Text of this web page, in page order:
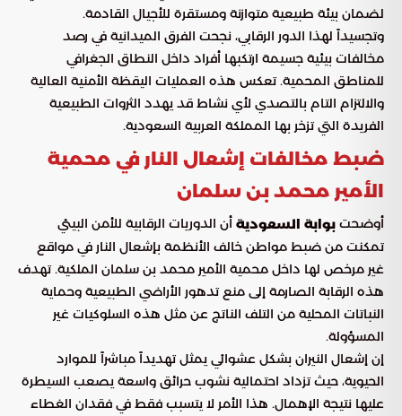
لضمان بيئة طبيعية متوازنة ومستقرة للأجيال القادمة.
وتجسيداً لهذا الدور الرقابي، نجحت الفرق الميدانية في رصد
مخالفات بيئية جسيمة ارتكبها أفراد داخل النطاق الجغرافي
للمناطق المحمية. تعكس هذه العمليات اليقظة الأمنية العالية
والالتزام التام بالتصدي لأي نشاط قد يهدد الثروات الطبيعية
الفريدة التي تزخر بها المملكة العربية السعودية.
ضبط مخالفات إشعال النار في محمية
الأمير محمد بن سلمان
أوضحت بوابة السعودية أن الدوريات الرقابية للأمن البيئي
تمكنت من ضبط مواطن خالف الأنظمة بإشعال النار في مواقع
غير مرخص لها داخل محمية الأمير محمد بن سلمان الملكية. تهدف
هذه الرقابة الصارمة إلى منع تدهور الأراضي الطبيعية وحماية
النباتات المحلية من التلف الناتج عن مثل هذه السلوكيات غير
المسؤولة.
إن إشعال النيران بشكل عشوائي يمثل تهديداً مباشراً للموارد
الحيوية، حيث تزداد احتمالية نشوب حرائق واسعة يصعب السيطرة
عليها نتيجة الإهمال. هذا الأمر لا يتسبب فقط في فقدان الغطاء